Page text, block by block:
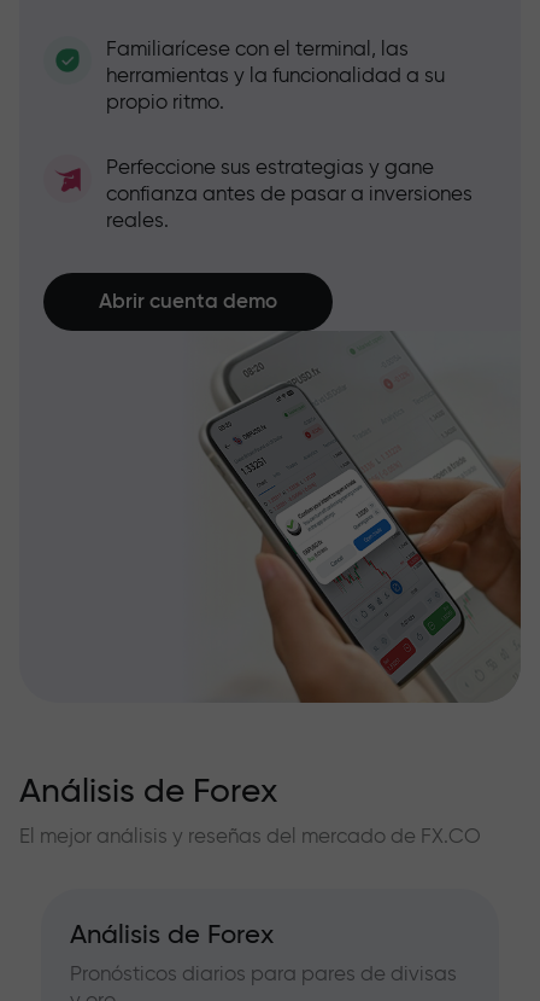
Familiarícese con el terminal, las
herramientas y la funcionalidad a su
propio ritmo.
Perfeccione sus estrategias y gane
confianza antes de pasar a inversiones
reales.
Abrir cuenta demo
Análisis de Forex
El mejor análisis y reseñas del mercado de FX.CO
Análisis de Forex
Pronósticos diarios para pares de divisas